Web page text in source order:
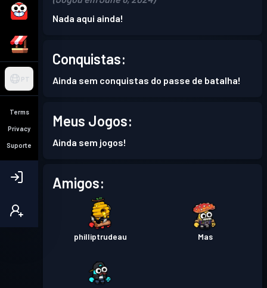
PT
Terms
Privacy
Suporte
Nada aqui ainda!
Conquistas:
Ainda sem conquistas do passe de batalha!
Meus Jogos:
Ainda sem jogos!
Amigos:
philliptrudeau Mas